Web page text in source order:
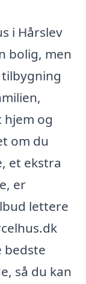
i Hårslev
bolig, men
og
om du
et ekstra
er
lettere
bedste
så du kan